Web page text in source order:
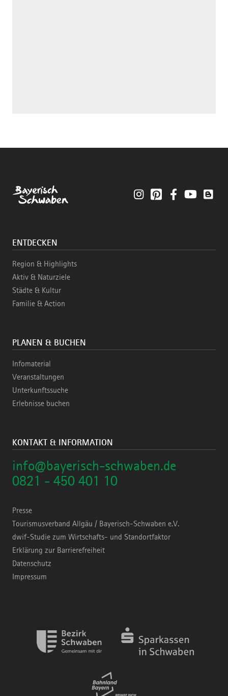
InstagramPinterestFacebookYouTube
ENTDECKEN
Region & Highlights
Aktiv & Naturziele
Städte & Kultur
Familie & Action
PLANEN & BUCHEN
Infomaterial
Veranstaltungen
Unterkunftssuche
Erlebnisse buchen
KONTAKT & INFORMATION
info@bayerisch-schwaben.de
0821 - 450 401 10
Presse
Tourismusverband Allgäu / Bayerisch-Schwaben e.V.
dwif-Studie zum Wirtschafts- und Standortfaktor
Erklärung zur Barrierefreiheit
Datenschutz
Impressum